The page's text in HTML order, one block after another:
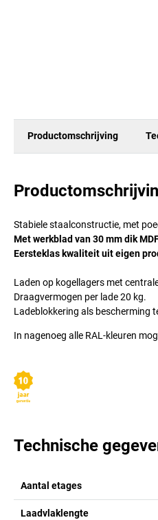
Productomschrijving
Stabiele staalconstructie, met
Met werkblad van 30 mm dik
Eersteklas kwaliteit uit eigen
Laden op kogellagers met
Draagvermogen per lade 20 kg.
Ladeblokkering als bescherming
In nagenoeg alle RAL-kleuren
Technische
Aantal etages
Laadvlaklengte